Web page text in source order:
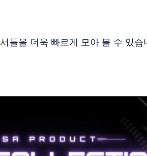
들을 더욱 빠르게 모아 볼 수 있습